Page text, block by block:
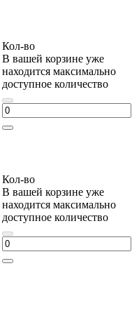
Кол-во
В вашей корзине уже
находится максимально
доступное количество
Кол-во
В вашей корзине уже
находится максимально
доступное количество